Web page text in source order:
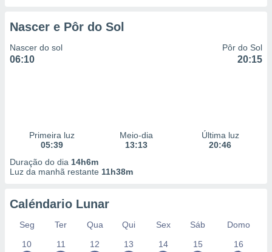
Nascer e Pôr do Sol
Nascer do sol
06:10
Pôr do Sol
20:15
Primeira luz
05:39
Meio-dia
13:13
Última luz
20:46
Duração do dia 14h6m
Luz da manhã restante 11h38m
Caléndario Lunar
Seg Ter Qua Qui Sex Sáb
Domo
10
11 12 13 14 15 16